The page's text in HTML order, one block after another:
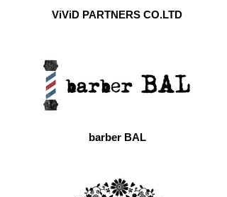
ViViD PARTNERS CO.LTD
barber BAL